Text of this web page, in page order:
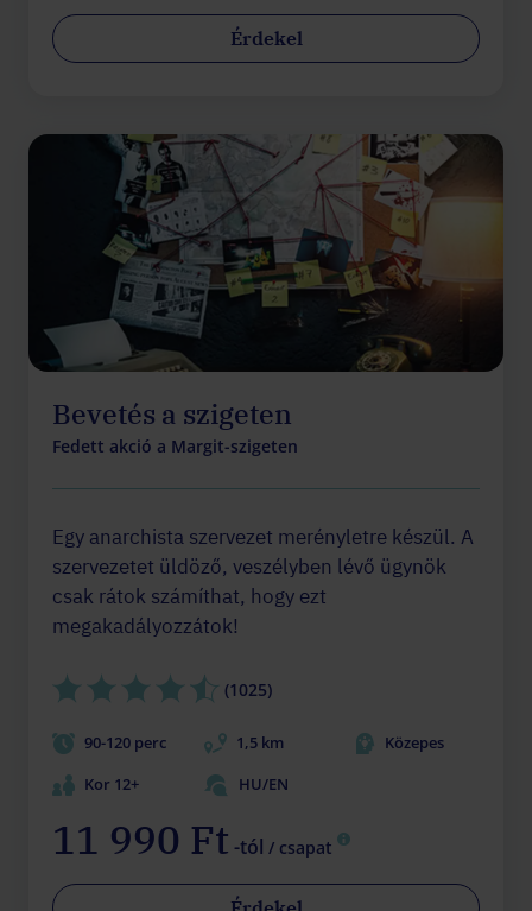
Érdekel
Bevetés a szigeten
Fedett akció a Margit-szigeten
Egy anarchista szervezet merényletre készül. A
szervezetet üldöző, veszélyben lévő ügynök
csak rátok számíthat, hogy ezt
megakadályozzátok!
(1025)
90-120 perc 1,5 km
Közepes
Kor 12+
HU/EN
11 990 Ft -tól / csapat